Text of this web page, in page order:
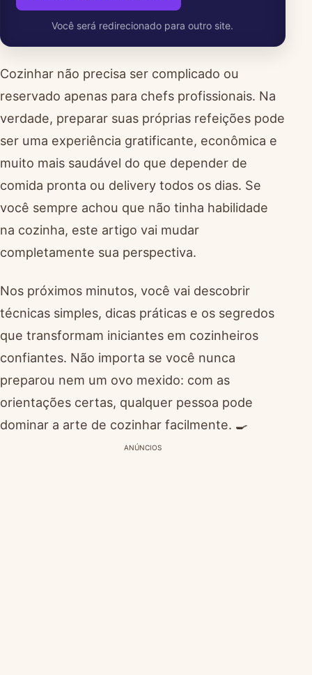
Você será redirecionado para outro site.
Cozinhar não precisa ser complicado ou
reservado apenas para chefs profissionais. Na
verdade, preparar suas próprias refeições pode
ser uma experiência gratificante, econômica e
muito mais saudável do que depender de
comida pronta ou delivery todos os dias. Se
você sempre achou que não tinha habilidade
na cozinha, este artigo vai mudar
completamente sua perspectiva.
Nos próximos minutos, você vai descobrir
técnicas simples, dicas práticas e os segredos
que transformam iniciantes em cozinheiros
confiantes. Não importa se você nunca
preparou nem um ovo mexido: com as
orientações certas, qualquer pessoa pode
dominar a arte de cozinhar facilmente. 🍳
ANÚNCIOS